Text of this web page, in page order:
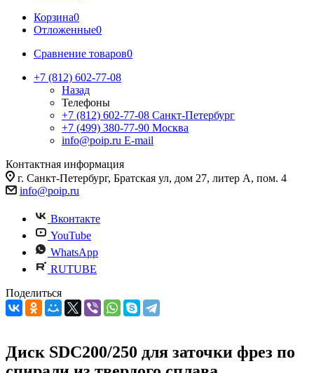
Корзина0
Отложенные0
Сравнение товаров0
+7 (812) 602-77-08
Назад
Телефоны
+7 (812) 602-77-08 Санкт-Петербург
+7 (499) 380-77-90 Москва
info@poip.ru E-mail
Контактная информация
г. Санкт-Петербург, Братская ул, дом 27, литер А, пом. 4
info@poip.ru
Вконтакте
YouTube
WhatsApp
RUTUBE
Поделиться
Диск SDC200/250 для заточки фрез по